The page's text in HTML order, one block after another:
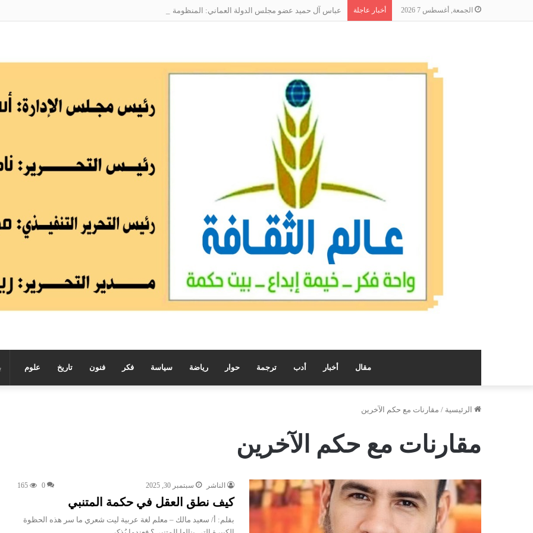
الجمعة, أغسطس 7 2026 أخبار عاجلة عباس آل حميد عضو مجلس الدولة العماني: المنظومة الوطنية لربط التوظيف بالمهارات تعالج البطالة من
مقال أخبار أدب ترجمة حوار رياضة سياسة فكر فنون تاريخ علوم
الرئيسية / مقارنات مع حكم الآخرين
مقارنات مع حكم الآخرين
الناشر سبتمبر 30, 2025 0
165
كيف نطق العقل في حكمة المتنبي
بقلم: أ/ سعيد مالك – معلم لغة عربية ليت شعري ما سر هذه الحظوة